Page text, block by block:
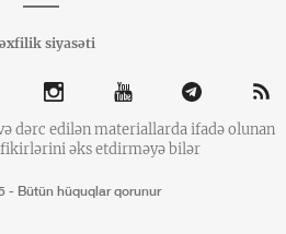
siyasəti
dərc edilən materiallarda ifadə olunan
əks etdirməyə bilər
- Bütün hüquqlar qorunur